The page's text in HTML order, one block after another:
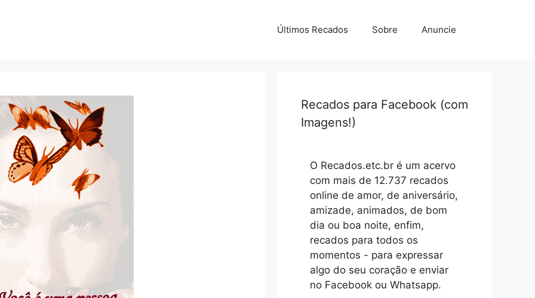
Últimos Recados Sobre Anuncie
Recados para Facebook (com
Imagens!)
O Recados.etc.br é um acervo
com mais de 12.737 recados
online de amor, de aniversário,
amizade, animados, de bom
dia ou boa noite, enfim,
recados para todos os
momentos - para expressar
algo do seu coração e enviar
no Facebook ou Whatsapp.